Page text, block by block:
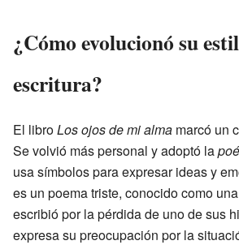
¿Cómo evolucionó su
escritura?
El libroLos ojos de mi alma marcó un
Se volvió más personal y adoptó la
usa símbolos para expresar ideas y
es un poema triste, conocido como una
escribió por la pérdida de uno de sus
expresa su preocupación por la